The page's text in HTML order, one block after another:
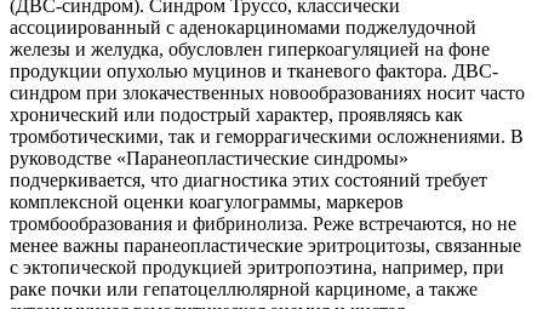
(ДВС-синдром). Синдром Труссо, классически
ассоциированный с аденокарциномами поджелудочной
железы и желудка, обусловлен гиперкоагуляцией на фоне
продукции опухолью муцинов и тканевого фактора. ДВС-
синдром при злокачественных новообразованиях носит часто
хронический или подострый характер, проявляясь как
тромботическими, так и геморрагическими осложнениями. В
руководстве «Паранеопластические синдромы»
подчеркивается, что диагностика этих состояний требует
комплексной оценки коагулограммы, маркеров
тромбообразования и фибринолиза. Реже встречаются, но не
менее важны паранеопластические эритроцитозы, связанные
с эктопической продукцией эритропоэтина, например, при
раке почки или гепатоцеллюлярной карциноме, а также